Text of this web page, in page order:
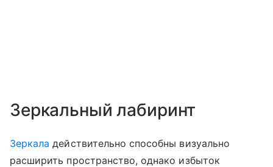
Зеркальный лабиринт
Зеркала действительно способны визуально
расширить пространство, однако избыток